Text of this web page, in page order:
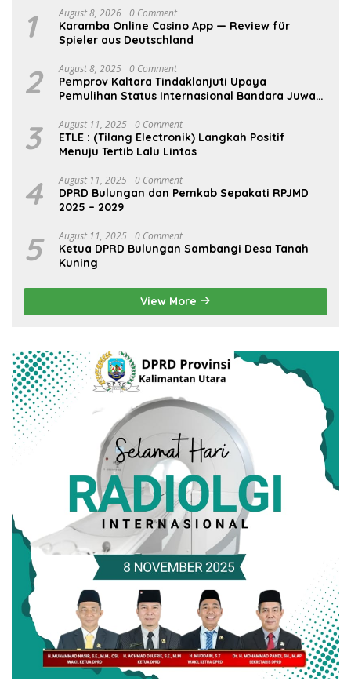
1 August 8, 2026 0 Comment
Karamba Online Casino App — Review für
Spieler aus Deutschland
2 August 8, 2025 0 Comment
Pemprov Kaltara Tindaklanjuti Upaya
Pemulihan Status Internasional Bandara Juwata
3 August 11, 2025 0 Comment
ETLE : (Tilang Electronik) Langkah Positif
Menuju Tertib Lalu Lintas
4 August 11, 2025 0 Comment
DPRD Bulungan dan Pemkab Sepakati RPJMD
2025 – 2029
5 August 11, 2025 0 Comment
Ketua DPRD Bulungan Sambangi Desa Tanah
Kuning
View More